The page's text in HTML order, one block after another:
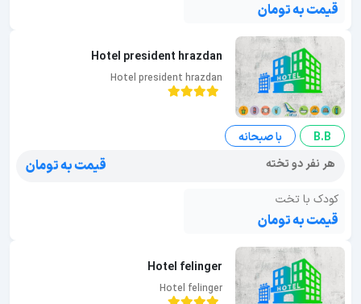
قیمت به تومان
Hotel president hrazdan
Hotel president hrazdan
B.B
با صبحانه
هر نفر دو تخته
قیمت به تومان
کودک با تخت
قیمت به تومان
Hotel felinger
Hotel felinger